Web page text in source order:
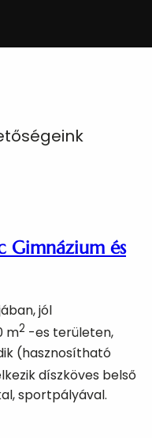
Gimnázium és
jól
m2 -es területen,
(hasznosítható
díszköves belső
sportpályával.